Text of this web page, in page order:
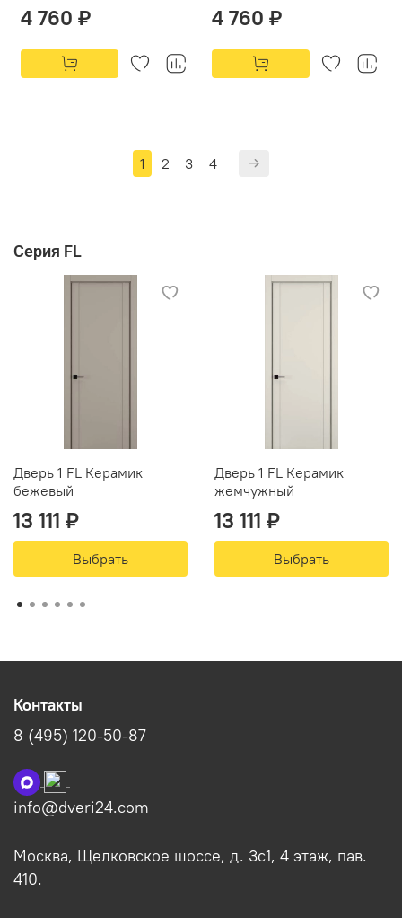
4 760 ₽ 4 760 ₽
1 2 3 4
Серия FL
Дверь 1 FL Керамик
бежевый
13 111 ₽
Выбрать
Дверь 1 FL Керамик
жемчужный
13 111 ₽
Выбрать
Контакты
8 (495) 120-50-87
info@dveri24.com
Москва, Щелковское шоссе, д. 3с1, 4 этаж, пав.
410.